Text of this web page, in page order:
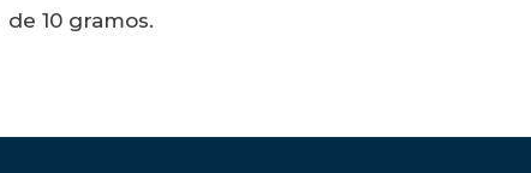
10 gramos.